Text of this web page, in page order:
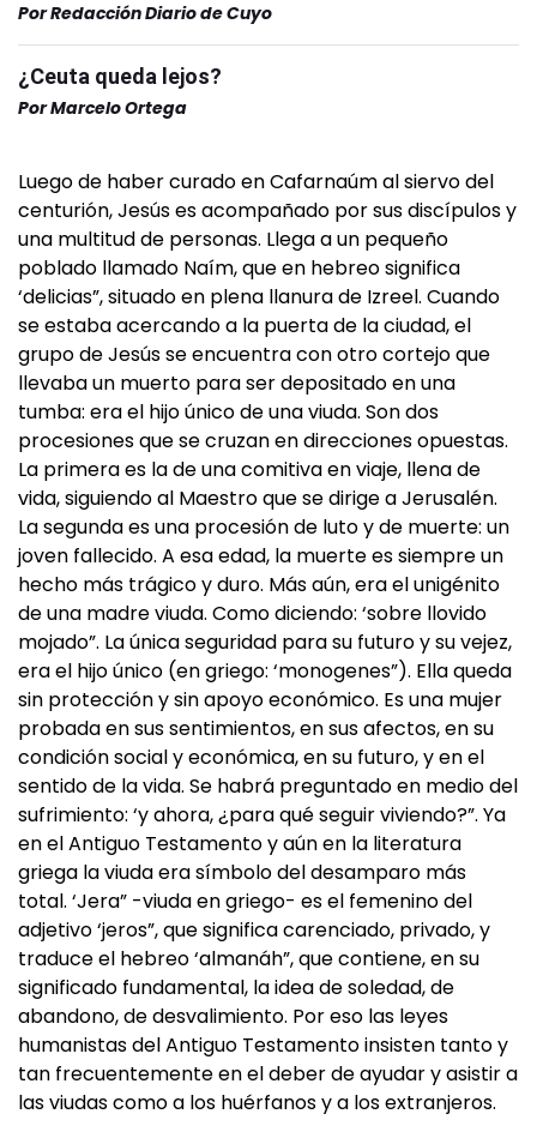
PorRedacción Diario de Cuyo
¿Ceuta queda lejos?
PorMarcelo Ortega
Luego de haber curado en Cafarnaúm al siervo del
centurión, Jesús es acompañado por sus discípulos y
una multitud de personas. Llega a un pequeño
poblado llamado Naím, que en hebreo significa
‘delicias”, situado en plena llanura de Izreel. Cuando
se estaba acercando a la puerta de la ciudad, el
grupo de Jesús se encuentra con otro cortejo que
llevaba un muerto para ser depositado en una
tumba: era el hijo único de una viuda. Son dos
procesiones que se cruzan en direcciones opuestas.
La primera es la de una comitiva en viaje, llena de
vida, siguiendo al Maestro que se dirige a Jerusalén.
La segunda es una procesión de luto y de muerte: un
joven fallecido. A esa edad, la muerte es siempre un
hecho más trágico y duro. Más aún, era el unigénito
de una madre viuda. Como diciendo: ‘sobre llovido
mojado”. La única seguridad para su futuro y su vejez,
era el hijo único (en griego: ‘monogenes”). Ella queda
sin protección y sin apoyo económico. Es una mujer
probada en sus sentimientos, en sus afectos, en su
condición social y económica, en su futuro, y en el
sentido de la vida. Se habrá preguntado en medio del
sufrimiento: ‘y ahora, ¿para qué seguir viviendo?”. Ya
en el Antiguo Testamento y aún en la literatura
griega la viuda era símbolo del desamparo más
total. ‘Jera” -viuda en griego- es el femenino del
adjetivo ‘jeros”, que significa carenciado, privado, y
traduce el hebreo ‘almanáh”, que contiene, en su
significado fundamental, la idea de soledad, de
abandono, de desvalimiento. Por eso las leyes
humanistas del Antiguo Testamento insisten tanto y
tan frecuentemente en el deber de ayudar y asistir a
las viudas como a los huérfanos y a los extranjeros.